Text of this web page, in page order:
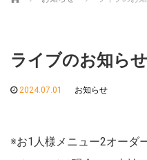
ライブのお知ら
2024.07.01 お知らせ
※お1人様メニュー2オーダ